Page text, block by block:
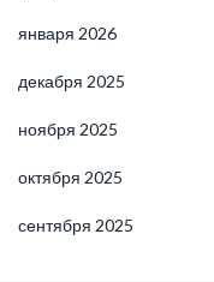
января 2026
декабря 2025
ноября 2025
октября 2025
сентября 2025